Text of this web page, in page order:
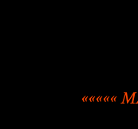
«««««